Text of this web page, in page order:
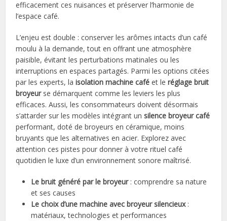
efficacement ces nuisances et préserver l’harmonie de
l’espace café.
L’enjeu est double : conserver les arômes intacts d’un café
moulu à la demande, tout en offrant une atmosphère
paisible, évitant les perturbations matinales ou les
interruptions en espaces partagés. Parmi les options citées
par les experts, laisolation machine café et leréglage bruit
broyeurse démarquent comme les leviers les plus
efficaces. Aussi, les consommateurs doivent désormais
s’attarder sur les modèles intégrant unsilence broyeur café
performant, doté de broyeurs en céramique, moins
bruyants que les alternatives en acier. Explorez avec
attention ces pistes pour donner à votre rituel café
quotidien le luxe d’un environnement sonore maîtrisé.
Le bruit généré par le broyeur: comprendre sa nature
et ses causes
Le choix d’une machine avec broyeur silencieux:
matériaux, technologies et performances